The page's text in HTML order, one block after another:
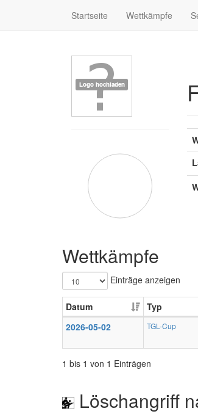
Startseite Wettkämpfe
Wettkämpfe
Einträge anzeigen
Datum Typ
2026-05-02
TGL-Cup
1 bis 1 von 1 Einträgen
Löschangriff